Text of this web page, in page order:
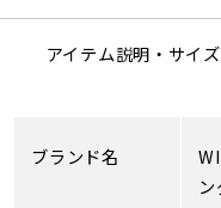
アイテム説明・サイズ
ブランド名